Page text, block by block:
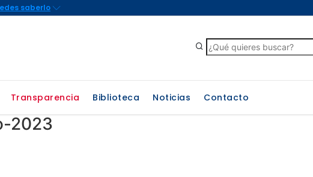
Transparencia Biblioteca Noticias Contacto
2023